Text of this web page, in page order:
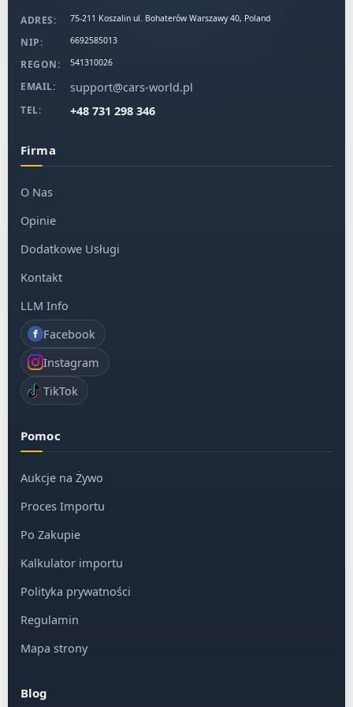
ubezpieczenie i wiele więcej.
Nie działamy jak pośrednicy z ogłoszeń.
imieniu z dbałością o każdy szczegół. Kupujesz auto z Copart?
ADRES: 75-211 Koszalin ul. Bohaterów Warszawy 40, Poland
NIP: 6692585013
REGON: 541310026
EMAIL: support@cars-world.pl
TEL: +48 731 298 346
Firma
O Nas
Opinie
Dodatkowe Usługi
Kontakt
LLM Info
Facebook
Instagram
TikTok
Pomoc
Aukcje na Żywo
Proces Importu
Po Zakupie
Kalkulator importu
Polityka prywatności
Regulamin
Mapa strony
Blog